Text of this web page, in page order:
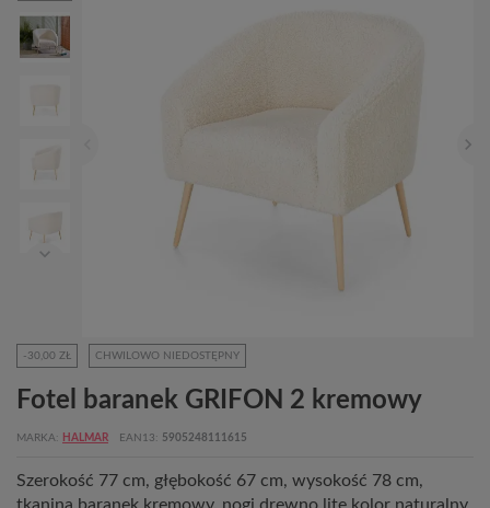
-30,00 ZŁ CHWILOWO NIEDOSTĘPNY
Fotel baranek GRIFON 2 kremowy
MARKA HALMAR EAN13 5905248111615
Szerokość 77 cm, głębokość 67 cm, wysokość 78 cm,